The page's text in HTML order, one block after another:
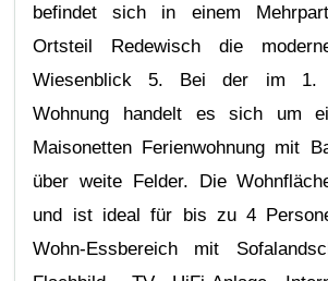
befindet sich in einem
Ortsteil Redewisch die
Wiesenblick 5. Bei der im 1.
Wohnung handelt es sich um
Maisonetten Ferienwohnung mit
über weite Felder. Die
und ist ideal für bis zu 4
Wohn-Essbereich mit